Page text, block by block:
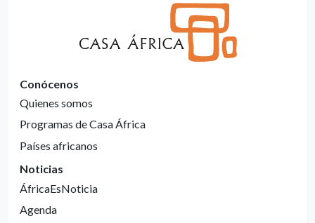
Conócenos
Quienes somos
Programas de Casa África
Países africanos
Noticias
ÁfricaEsNoticia
Agenda